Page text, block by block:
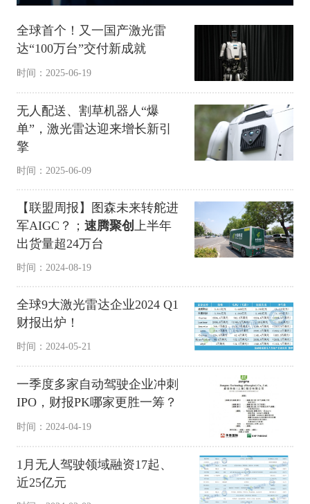
全球首个！又一国产激光雷
达“100万台”交付新成就
时间：2025-06-19
无人配送、割草机器人“爆
单”，激光雷达迎来增长新引
擎
时间：2025-06-09
【联盟周报】图森未来转舵进
军AIGC？； 速腾聚创
上半年
出货量超24万台
时间：2024-08-19
全球9大激光雷达企业2024 Q1
财报出炉！
时间：2024-05-21
一季度多家自动驾驶企业冲刺
IPO，财报PK哪家更胜一筹？
时间：2024-04-19
1月无人驾驶领域融资17起、
近25亿元